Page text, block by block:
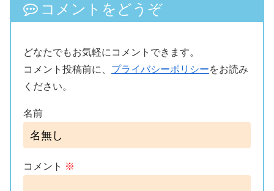
コメントをどうぞ
どなたでもお気軽にコメントできます。
コメント投稿前に、 プライバシーポリシーをお読み
ください。
名前
コメント ※